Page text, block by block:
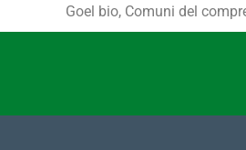
Goel bio, Comuni del